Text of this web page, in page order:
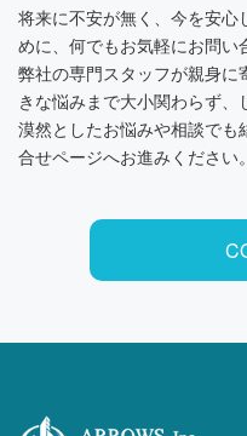
将来に不安が無く、今を安心
めに、何でもお気軽にお問い
弊社の専門スタッフが親身
きな悩みまで大小関わらず、
漠然としたお悩みや相談で
合せページへお進みください。